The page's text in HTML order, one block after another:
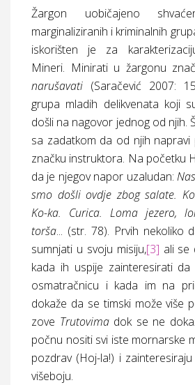
Žargon uobičajeno
marginaliziranih i kriminalnih
iskorišten je za
Mineri. Minirati u žargonu
narušavati (Saračević 2007:
grupa mladih delikvenata koji
došli na nagovor jednog od njih.
sa zadatkom da od njih
značku instruktora. Na početku
da je njegov napor uzaludan:
smo došli ovdje zbog salate.
Ko-ka. Curica. Loma jezero,
torša... (str. 78). Prvih nekoliko
sumnjati u svoju misiju,[3] ali se
kada ih uspije zainteresirati
osmatračnicu i kada im na
dokaže da se timski može više
zove Trutovimadok se ne
počnu nositi svi iste mornarske
pozdrav (Hoj-la!) i
višeboju.